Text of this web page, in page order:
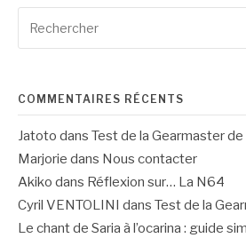
pour
COMMENTAIRES RÉCENTS
Jatoto dans Test de la Gearmaster
Marjorie dans Nous contacter
Akiko dans Réflexion sur… La N64
Cyril VENTOLINI dans Test de la
Le chant de Saria à l’ocarina : guide